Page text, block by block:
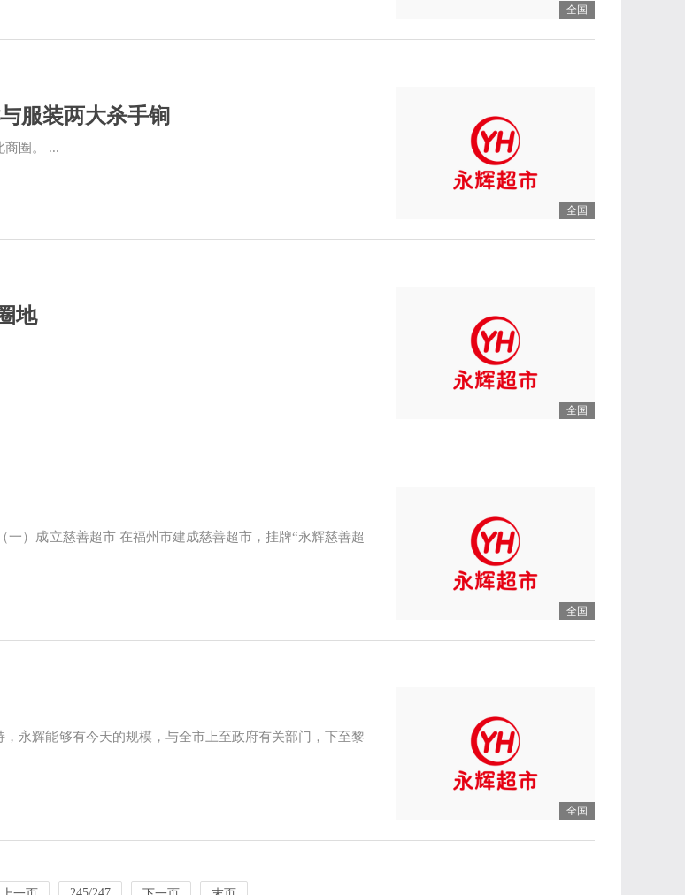
全国
全国
服装两大杀手锏
商圈。 ...
全国
地
全国
）成立慈善超市 在福州市建成慈善超市，挂牌“永辉慈善超
全国
永辉能够有今天的规模，与全市上至政府有关部门，下至黎